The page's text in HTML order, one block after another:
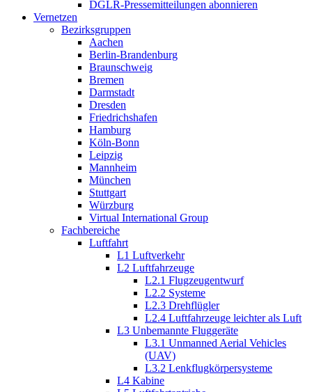
DGLR-Pressemitteilungen abonnieren
Vernetzen
Bezirksgruppen
Aachen
Berlin-Brandenburg
Braunschweig
Bremen
Darmstadt
Dresden
Friedrichshafen
Hamburg
Köln-Bonn
Leipzig
Mannheim
München
Stuttgart
Würzburg
Virtual International Group
Fachbereiche
Luftfahrt
L1 Luftverkehr
L2 Luftfahrzeuge
L2.1 Flugzeugentwurf
L2.2 Systeme
L2.3 Drehflügler
L2.4 Luftfahrzeuge leichter als Luft
L3 Unbemannte Fluggeräte
L3.1 Unmanned Aerial Vehicles
(UAV)
L3.2 Lenkflugkörpersysteme
L4 Kabine